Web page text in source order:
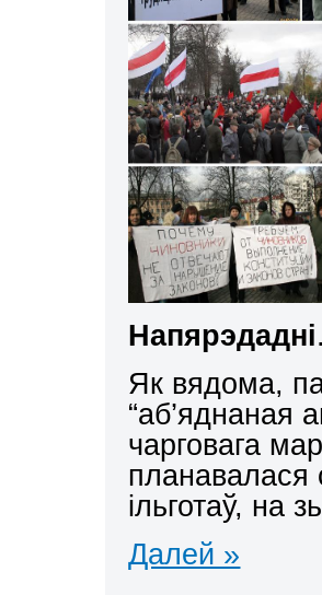
Напярэдадні
Як вядома,
“аб’яднаная
чарговага
планавалася
ільготаў, на
Далей »